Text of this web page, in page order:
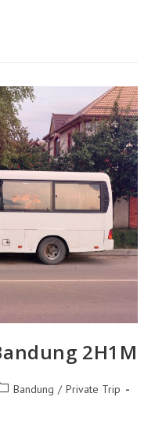
2H1M
Bandung / Private Trip